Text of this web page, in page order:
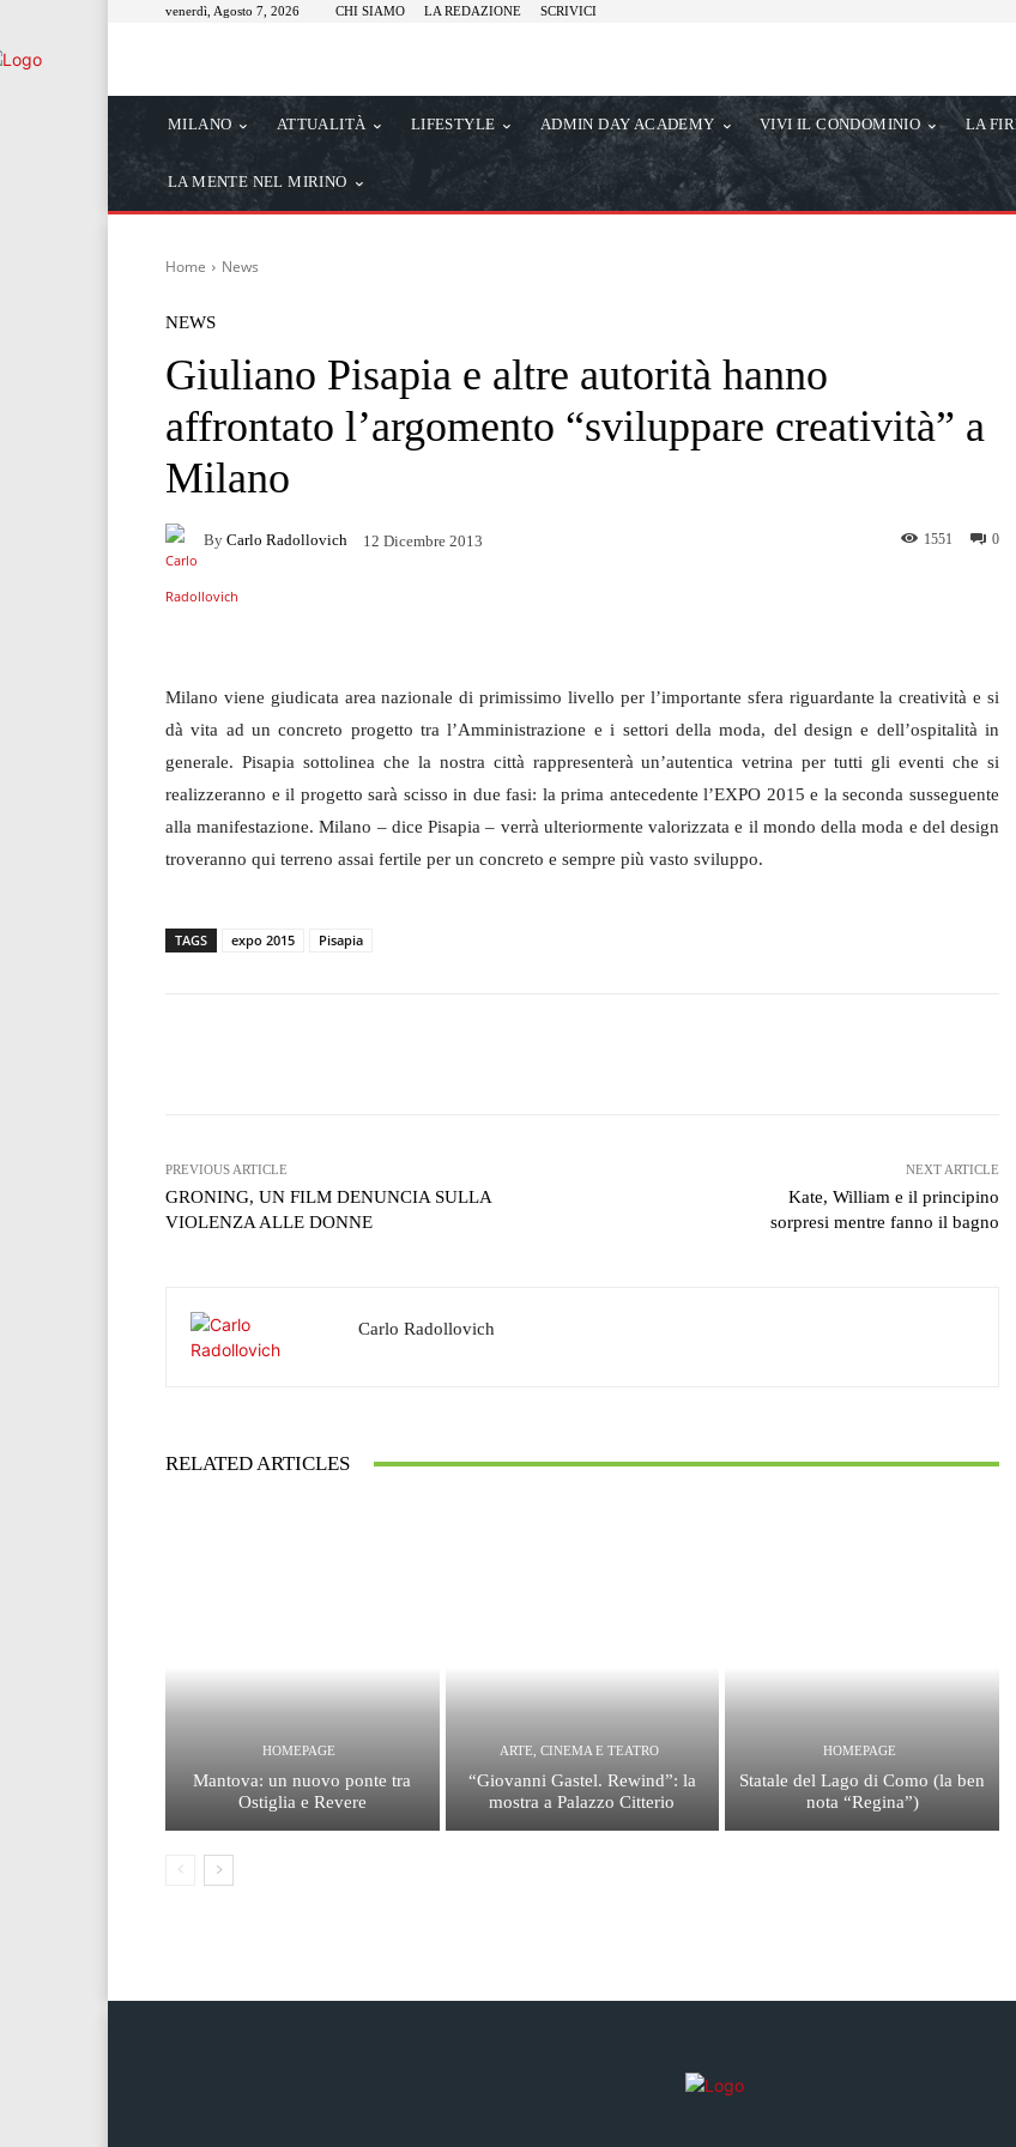
venerdì, Agosto 7, 2026 CHI SIAMO LA REDAZIONE SCRIVICI
MILANO ATTUALITÀ LIFESTYLE ADMIN DAY ACADEMY VIVI IL CONDOMINIO LA
LA MENTE NEL MIRINO
Home News
NEWS
Giuliano Pisapia e altre autorità hanno
affrontato l’argomento “sviluppare creatività” a
Milano
By Carlo Radollovich 12 Dicembre 2013 0
1551
Milano viene giudicata area nazionale di primissimo livello per l’importante sfera riguardante la creatività e si
dà vita ad un concreto progetto tra l’Amministrazione e i settori della moda, del design e dell’ospitalità in
generale. Pisapia sottolinea che la nostra città rappresenterà un’autentica vetrina per tutti gli eventi che si
realizzeranno e il progetto sarà scisso in due fasi: la prima antecedente l’EXPO 2015 e la seconda susseguente
alla manifestazione. Milano – dice Pisapia – verrà ulteriormente valorizzata e il mondo della moda e del design
troveranno qui terreno assai fertile per un concreto e sempre più vasto sviluppo.
TAGS expo 2015 Pisapia
PREVIOUS ARTICLE
GRONING, UN FILM DENUNCIA SULLA
VIOLENZA ALLE DONNE
NEXT ARTICLE
Kate, William e il principino
sorpresi mentre fanno il bagno
Carlo Radollovich
RELATED ARTICLES
HOMEPAGE
Mantova: un nuovo ponte tra
Ostiglia e Revere
ARTE, CINEMA E TEATRO
“Giovanni Gastel. Rewind”: la
mostra a Palazzo Citterio
HOMEPAGE
Statale del Lago di Como (la ben
nota “Regina”)